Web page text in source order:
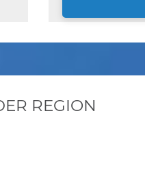
REGION